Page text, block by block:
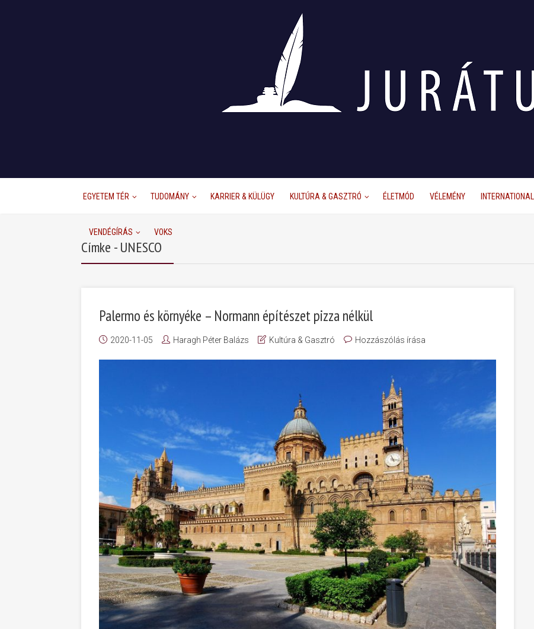
EGYETEM TÉR TUDOMÁNY KARRIER & KÜLÜGY KULTÚRA & GASZTRÓ ÉLETMÓD VÉLEMÉNY INTERNATIONAL
VENDÉGÍRÁS VOKS
Címke - UNESCO
Palermo és környéke – Normann építészet pizza nélkül
2020-11-05 Haragh Péter Balázs Kultúra & Gasztró Hozzászólás írása